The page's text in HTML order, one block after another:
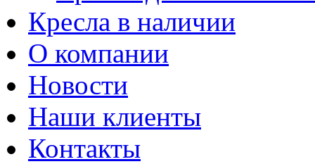
Кресла в наличии
О компании
Новости
Наши клиенты
Контакты